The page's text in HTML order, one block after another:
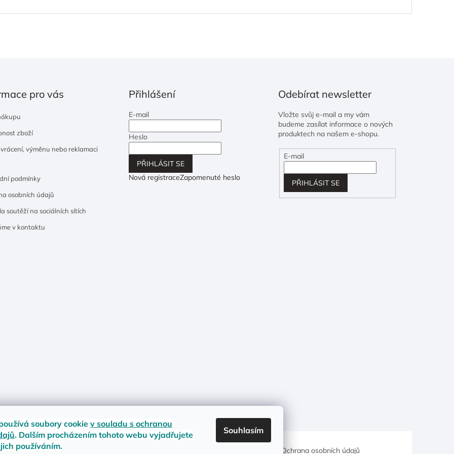
soubory cookiev souladu s ochranou
. Dalším procházením tohoto webu vyjadřujete
používáním.
Souhlasím
pro vás
zboží
vrácení, výměnu nebo reklamaci
podmínky
osobních údajů
soutěží na sociálních sítích
v kontaktu
Přihlášení
E-mail
Heslo
PŘIHLÁSIT SE
Nová registraceZapomenuté heslo
Odebírat newsletter
Vložte svůj e-mail a my vám
budeme zasílat informace o nových
produktech na našem e-shopu.
E-mail
PŘIHLÁSIT SE
zboží Materiály a velikosti Ochrana osobních údajů